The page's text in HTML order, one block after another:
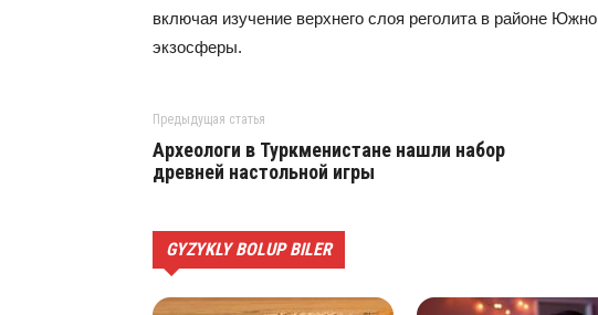
включая изучение верхнего слоя реголита в районе
экзосферы.
Предыдущая статья
Археологи в Туркменистане нашли набор
древней настольной игры
GYZYKLY BOLUP BILER